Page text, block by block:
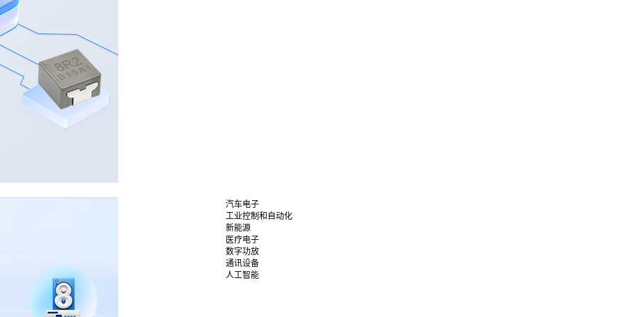
汽车电子
工业控制和自动化
新能源
医疗电子
数字功放
通讯设备
人工智能